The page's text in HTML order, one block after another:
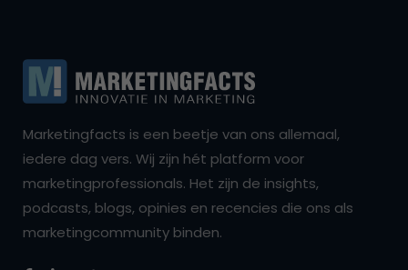
Marketingfacts is een beetje van ons allemaal,
iedere dag vers. Wij zijn hét platform voor
marketingprofessionals. Het zijn de insights,
podcasts, blogs, opinies en recencies die ons als
marketingcommunity binden.